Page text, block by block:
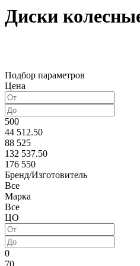
Диски
Подбор параметров
Цена
500
44 512.50
88 525
132 537.50
176 550
Бренд/Изготовитель
Все
Марка
Все
ЦО
0
70